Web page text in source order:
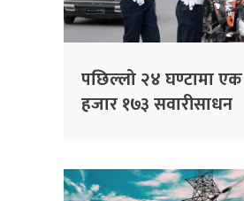
पछिल्लो २४ घण्टामा एक
हजार १७३ सवारीसाधन